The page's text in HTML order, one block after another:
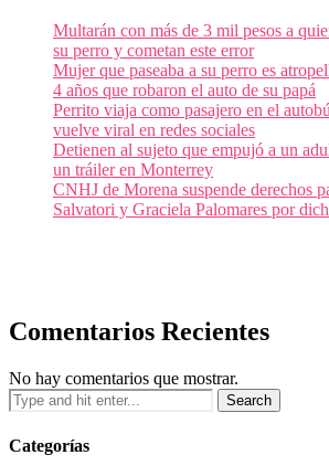
Multarán con más de 3 mil pesos a
su perro y cometan este error
Mujer que paseaba a su perro es
4 años que robaron el auto de su papá
Perrito viaja como pasajero en el
vuelve viral en redes sociales
Detienen al sujeto que empujó a un
un tráiler en Monterrey
CNHJ de Morena suspende derechos
Salvatori y Graciela Palomares por
Comentarios Recientes
No hay comentarios que mostrar.
Categorías